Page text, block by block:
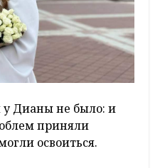
у Дианы не было: и
приняли
освоиться.